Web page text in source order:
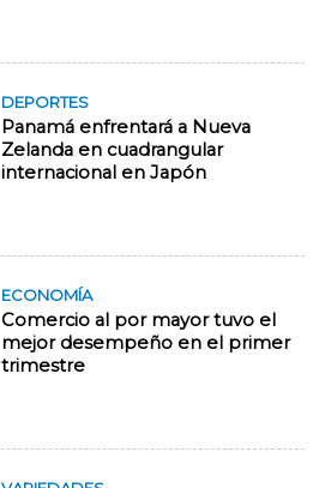
DEPORTES
Panamá enfrentará a Nueva
Zelanda en cuadrangular
internacional en Japón
ECONOMÍA
Comercio al por mayor tuvo el
mejor desempeño en el primer
trimestre